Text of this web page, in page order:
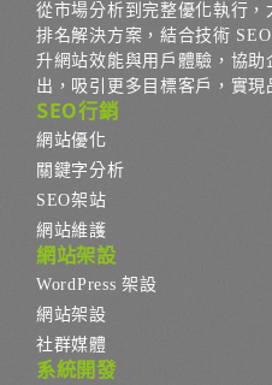
從市場分析到完整優化執行
排名解決方案，結合技術
升網站效能與用戶體驗，協
出，吸引更多目標客戶，實現
SEO行銷
網站優化
關鍵字分析
SEO架站
網站維護
網站架設
WordPress 架設
網站架設
社群媒體
系統開發